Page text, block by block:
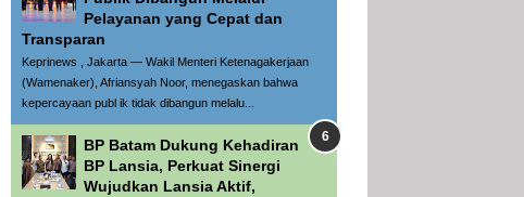
Pelayanan yang Cepat dan
Transparan
Keprinews , Jakarta — Wakil Menteri Ketenagakerjaan
(Wamenaker), Afriansyah Noor, menegaskan bahwa
kepercayaan publ ik tidak dibangun melalu...
BP Batam Dukung Kehadiran
BP Lansia, Perkuat Sinergi
Wujudkan Lansia Aktif,